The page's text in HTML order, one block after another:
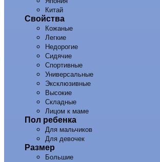
Китай
Свойства
Кожаные
Легкие
Недорогие
Сидячие
Спортивные
Универсальные
Эксклюзивные
Высокие
Складные
Лицом к маме
Пол ребенка
Для мальчиков
Для девочек
Размер
Большие